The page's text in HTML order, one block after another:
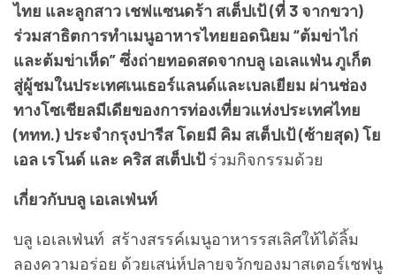
ไทย และลูกสาว เชฟแซนดร้า สเต็ปเป้ (ที่ 3 จากขวา)
ร่วมสาธิตการทำเมนูอาหารไทยยอดนิยม “ต้มข่าไก่
และต้มข่าเห็ด” ซึ่งถ่ายทอดสดจากบลู เอเลแฟ่น ภูเก็ต
สู่ผู้ชมในประเทศเนเธอร์แลนด์และเบลเยียม ผ่านช่อง
ทางโซเชียลมีเดียของการท่องเที่ยวแห่งประเทศไทย
(ททท.) ประจำกรุงปารีส โดยมี คิม สเต็ปเป้ (ซ้ายสุด) โย
เอล เรโนด์ และ คริส สเต็ปเป้ ร่วมกิจกรรมด้วย
เกี่ยวกับบลู เอเลเฟ่นท์
บลู เอเลเฟ่นท์ สร้างสรรค์เมนูอาหารรสเลิศให้ได้ลิ้ม
ลองความอร่อย ด้วยเสน่ห์ปลายจวักของมาสเตอร์เชฟนู